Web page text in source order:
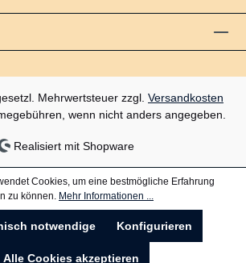
Mehrwertsteuer zzgl. Versandkosten
wenn nicht anders angegeben.
Realisiert mit Shopware
Cookies, um eine bestmögliche Erfahrung
zu können. Mehr Informationen ...
notwendige Konfigurieren
Alle Cookies akzeptieren